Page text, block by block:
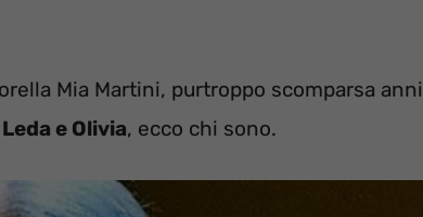
Mia Martini, purtroppo scomparsa anni
Leda e Olivia, ecco chi sono.